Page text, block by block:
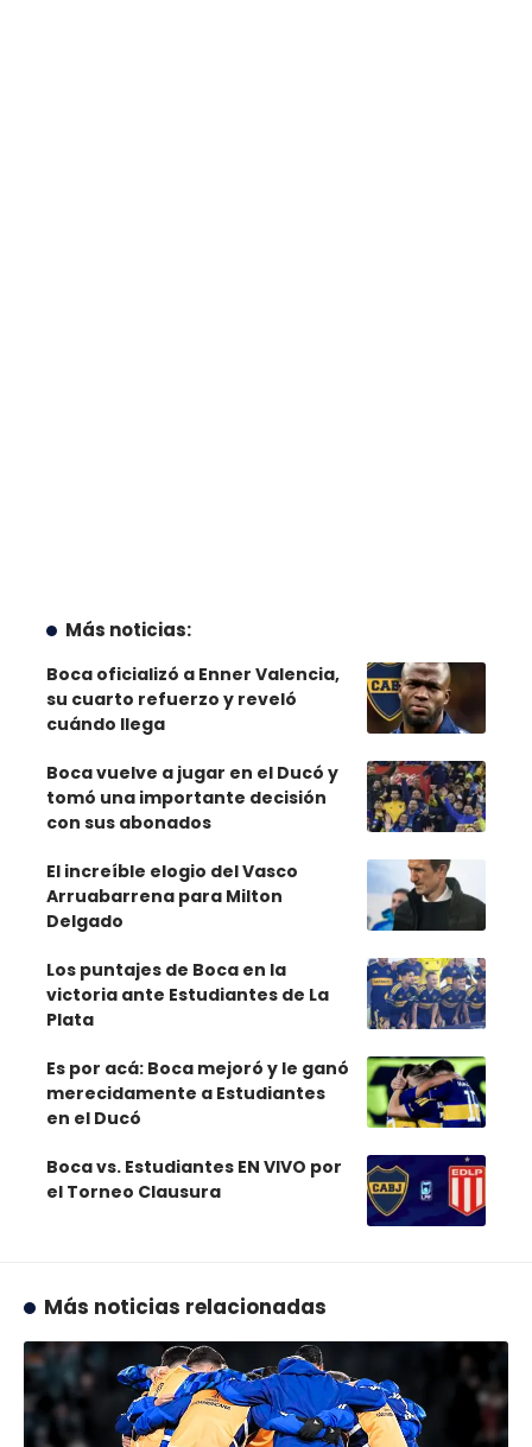
Más noticias:
Boca oficializó a Enner Valencia,
su cuarto refuerzo y reveló
cuándo llega
Boca vuelve a jugar en el Ducó y
tomó una importante decisión
con sus abonados
El increíble elogio del Vasco
Arruabarrena para Milton
Delgado
Los puntajes de Boca en la
victoria ante Estudiantes de La
Plata
Es por acá: Boca mejoró y le ganó
merecidamente a Estudiantes
en el Ducó
Boca vs. Estudiantes EN VIVO por
el Torneo Clausura
Más noticias relacionadas